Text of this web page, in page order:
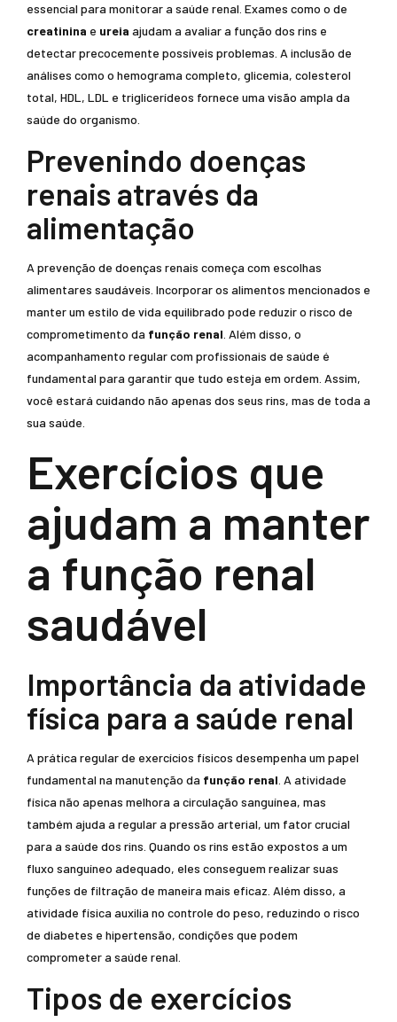
essencial para monitorar a saúde renal. Exames como o de
creatinina e ureia ajudam a avaliar a função dos rins e
detectar precocemente possíveis problemas. A inclusão de
análises como o hemograma completo, glicemia, colesterol
total, HDL, LDL e triglicerídeos fornece uma visão ampla da
saúde do organismo.
Prevenindo doenças
renais através da
alimentação
A prevenção de doenças renais começa com escolhas
alimentares saudáveis. Incorporar os alimentos mencionados e
manter um estilo de vida equilibrado pode reduzir o risco de
comprometimento da função renal . Além disso, o
acompanhamento regular com profissionais de saúde é
fundamental para garantir que tudo esteja em ordem. Assim,
você estará cuidando não apenas dos seus rins, mas de toda a
sua saúde.
Exercícios que
ajudam a manter
a função renal
saudável
Importância da atividade
física para a saúde renal
A prática regular de exercícios físicos desempenha um papel
fundamental na manutenção da função renal . A atividade
física não apenas melhora a circulação sanguínea, mas
também ajuda a regular a pressão arterial, um fator crucial
para a saúde dos rins. Quando os rins estão expostos a um
fluxo sanguíneo adequado, eles conseguem realizar suas
funções de filtração de maneira mais eficaz. Além disso, a
atividade física auxilia no controle do peso, reduzindo o risco
de diabetes e hipertensão, condições que podem
comprometer a saúde renal.
Tipos de exercícios